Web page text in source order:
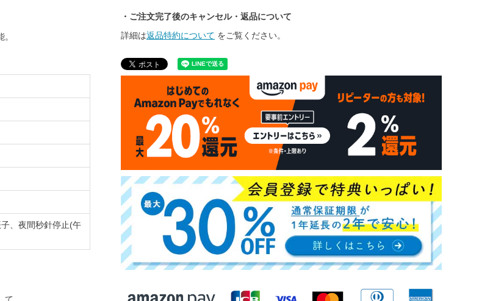
、夜間秒針停止(午
・ご注文完了後のキャンセル・返品について
詳細は返品特約について をご覧ください。